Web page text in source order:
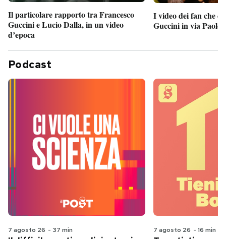
Il particolare rapporto tra Francesco
Guccini e Lucio Dalla, in un video
d’epoca
I video dei fan che
Guccini in via Paolo
Podcast
7 agosto 26 - 37 min 7 agosto 26 - 16 min